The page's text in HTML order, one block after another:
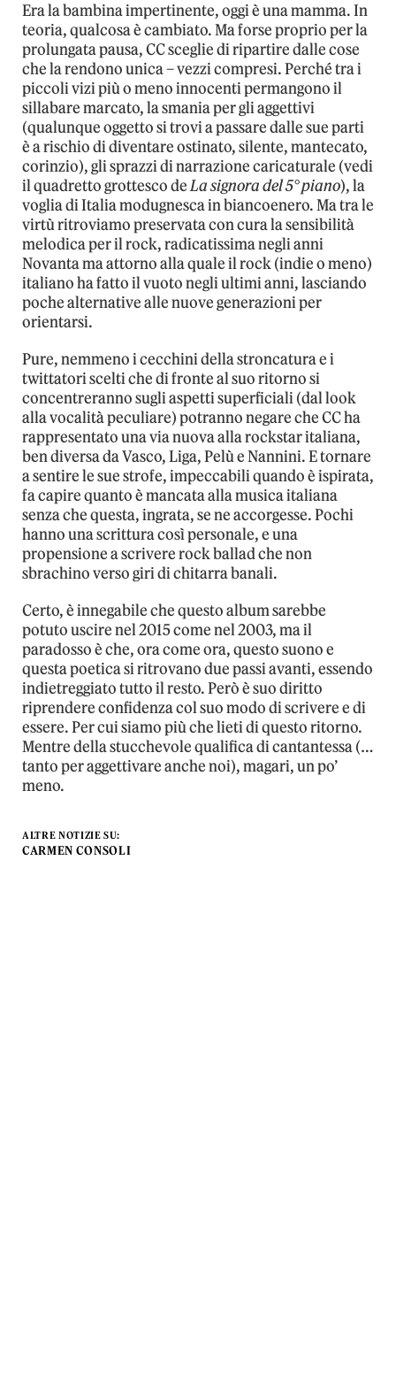
Era la bambina impertinente, oggi è una mamma. In
teoria, qualcosa è cambiato. Ma forse proprio per la
prolungata pausa, CC sceglie di ripartire dalle cose
che la rendono unica – vezzi compresi. Perché tra i
piccoli vizi più o meno innocenti permangono il
sillabare marcato, la smania per gli aggettivi
(qualunque oggetto si trovi a passare dalle sue parti
è a rischio di diventare ostinato, silente, mantecato,
corinzio), gli sprazzi di narrazione caricaturale (vedi
il quadretto grottesco deLa signora del 5° piano), la
voglia di Italia modugnesca in biancoenero. Ma tra le
virtù ritroviamo preservata con cura la sensibilità
melodica per il rock, radicatissima negli anni
Novanta ma attorno alla quale il rock (indie o meno)
italiano ha fatto il vuoto negli ultimi anni, lasciando
poche alternative alle nuove generazioni per
orientarsi.
Pure, nemmeno i cecchini della stroncatura e i
twittatori scelti che di fronte al suo ritorno si
concentreranno sugli aspetti superficiali (dal look
alla vocalità peculiare) potranno negare che CC ha
rappresentato una via nuova alla rockstar italiana,
ben diversa da Vasco, Liga, Pelù e Nannini. E tornare
a sentire le sue strofe, impeccabili quando è ispirata,
fa capire quanto è mancata alla musica italiana
senza che questa, ingrata, se ne accorgesse. Pochi
hanno una scrittura così personale, e una
propensione a scrivere rock ballad che non
sbrachino verso giri di chitarra banali.
Certo, è innegabile che questo album sarebbe
potuto uscire nel 2015 come nel 2003, ma il
paradosso è che, ora come ora, questo suono e
questa poetica si ritrovano due passi avanti, essendo
indietreggiato tutto il resto. Però è suo diritto
riprendere confidenza col suo modo di scrivere e di
essere. Per cui siamo più che lieti di questo ritorno.
Mentre della stucchevole qualifica di cantantessa (…
tanto per aggettivare anche noi), magari, un po’
meno.
ALTRE NOTIZIE SU:
CARMEN CONSOLI